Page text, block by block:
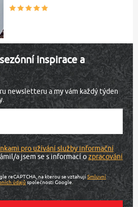
inspirace a
newsletteru a my vám každý týden
pro užívání služby informační
a jsem se s informací ozpracování
reCAPTCHA, na kterou se vztahujíSmluvní
údajů společnosti Google.